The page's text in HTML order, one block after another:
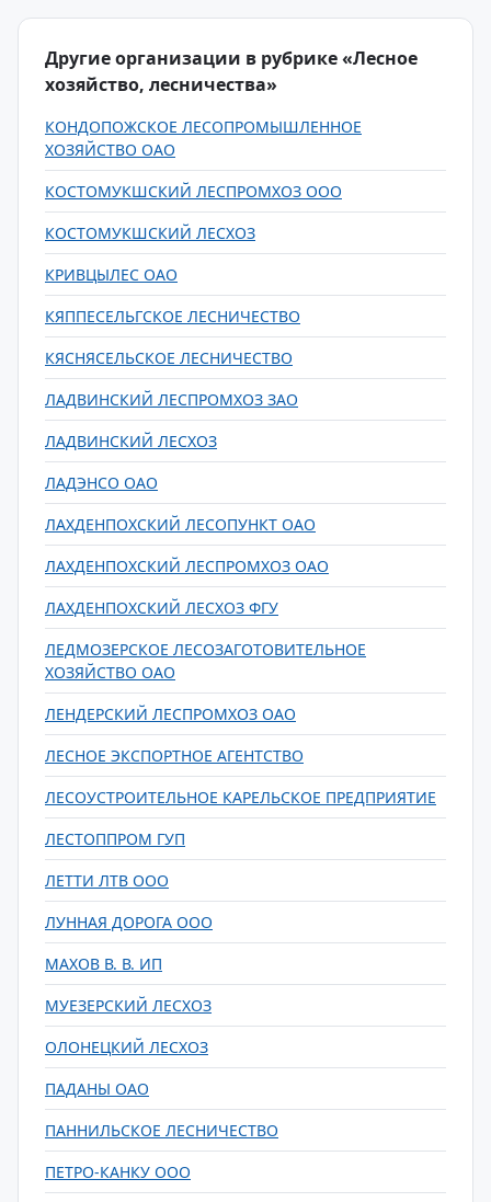
Другие организации в рубрике «Лесное
хозяйство, лесничества»
КОНДОПОЖСКОЕ ЛЕСОПРОМЫШЛЕННОЕ
ХОЗЯЙСТВО ОАО
КОСТОМУКШСКИЙ ЛЕСПРОМХОЗ ООО
КОСТОМУКШСКИЙ ЛЕСХОЗ
КРИВЦЫЛЕС ОАО
КЯППЕСЕЛЬГСКОЕ ЛЕСНИЧЕСТВО
КЯСНЯСЕЛЬСКОЕ ЛЕСНИЧЕСТВО
ЛАДВИНСКИЙ ЛЕСПРОМХОЗ ЗАО
ЛАДВИНСКИЙ ЛЕСХОЗ
ЛАДЭНСО ОАО
ЛАХДЕНПОХСКИЙ ЛЕСОПУНКТ ОАО
ЛАХДЕНПОХСКИЙ ЛЕСПРОМХОЗ ОАО
ЛАХДЕНПОХСКИЙ ЛЕСХОЗ ФГУ
ЛЕДМОЗЕРСКОЕ ЛЕСОЗАГОТОВИТЕЛЬНОЕ
ХОЗЯЙСТВО ОАО
ЛЕНДЕРСКИЙ ЛЕСПРОМХОЗ ОАО
ЛЕСНОЕ ЭКСПОРТНОЕ АГЕНТСТВО
ЛЕСОУСТРОИТЕЛЬНОЕ КАРЕЛЬСКОЕ ПРЕДПРИЯТИЕ
ЛЕСТОППРОМ ГУП
ЛЕТТИ ЛТВ ООО
ЛУННАЯ ДОРОГА ООО
МАХОВ В. В. ИП
МУЕЗЕРСКИЙ ЛЕСХОЗ
ОЛОНЕЦКИЙ ЛЕСХОЗ
ПАДАНЫ ОАО
ПАННИЛЬСКОЕ ЛЕСНИЧЕСТВО
ПЕТРО-КАНКУ ООО